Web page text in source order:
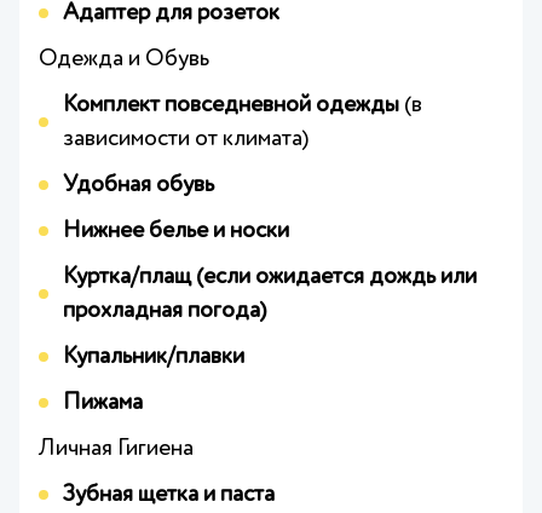
Адаптер для розеток
Одежда и Обувь
Комплект повседневной одежды (в
зависимости от климата)
Удобная обувь
Нижнее белье и носки
Куртка/плащ (если ожидается дождь или
прохладная погода)
Купальник/плавки
Пижама
Личная Гигиена
Зубная щетка и паста